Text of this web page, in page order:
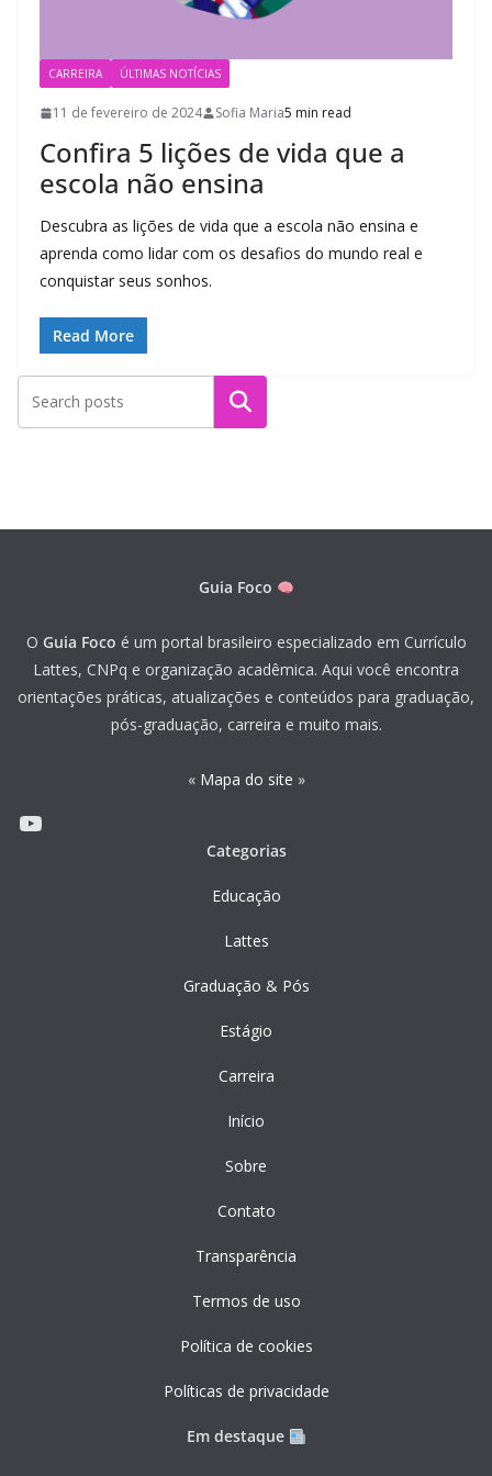
CARREIRA ÚLTIMAS NOTÍCIAS
11 de fevereiro de 2024 Sofia Maria5 min read
Confira 5 lições de vida que a
escola não ensina
Descubra as lições de vida que a escola não ensina e
aprenda como lidar com os desafios do mundo real e
conquistar seus sonhos.
Read More
Pesquisar
Guia Foco
O Guia Foco é um portal brasileiro especializado em Currículo
Lattes, CNPq e organização acadêmica. Aqui você encontra
orientações práticas, atualizações e conteúdos para graduação,
pós-graduação, carreira e muito mais.
« Mapa do site »
Youtube
Categorias
Educação
Lattes
Graduação & Pós
Estágio
Carreira
Início
Sobre
Contato
Transparência
Termos de uso
Política de cookies
Políticas de privacidade
Em destaque